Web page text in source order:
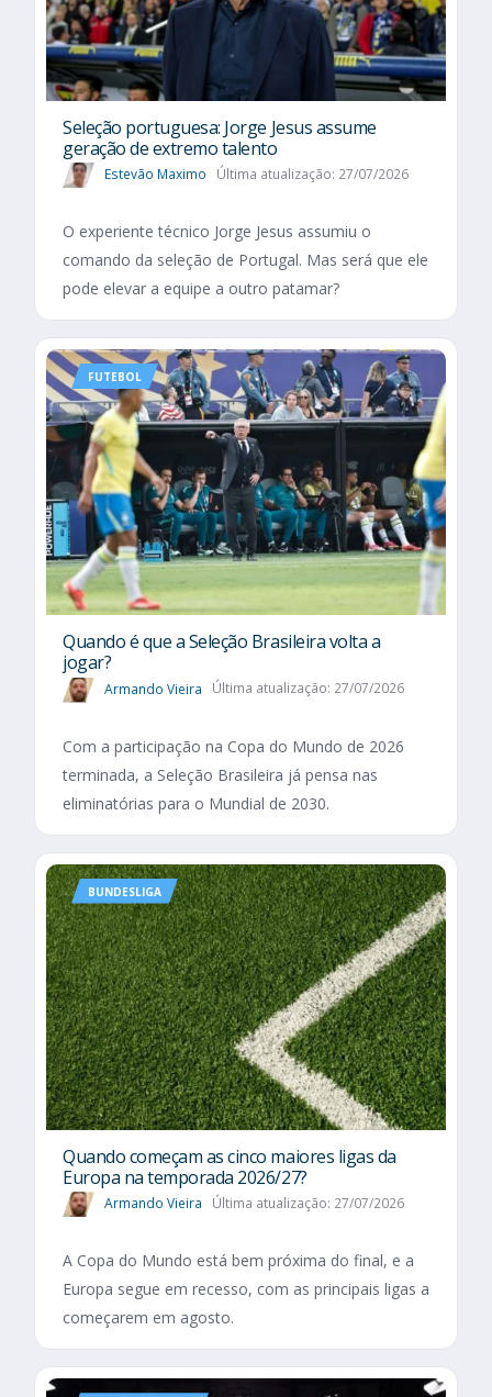
Seleção portuguesa: Jorge Jesus assume
geração de extremo talento
Estevão Maximo Última atualização: 27/07/2026
O experiente técnico Jorge Jesus assumiu o
comando da seleção de Portugal. Mas será que ele
pode elevar a equipe a outro patamar?
FUTEBOL
Quando é que a Seleção Brasileira volta a
jogar?
Armando Vieira Última atualização: 27/07/2026
Com a participação na Copa do Mundo de 2026
terminada, a Seleção Brasileira já pensa nas
eliminatórias para o Mundial de 2030.
BUNDESLIGA
Quando começam as cinco maiores ligas da
Europa na temporada 2026/27?
Armando Vieira Última atualização: 27/07/2026
A Copa do Mundo está bem próxima do final, e a
Europa segue em recesso, com as principais ligas a
começarem em agosto.